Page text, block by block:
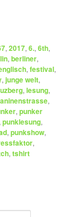
,2017,6.,6th,
,berliner,
,festival,
,junge welt,
,lesung,
,
,punker
,punklesung,
,punkshow,
,
,tshirt